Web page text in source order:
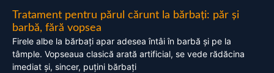
Tratament pentru părul cărunt la bărbați: păr și
barbă, fără vopsea
Firele albe la bărbați apar adesea întâi în barbă și pe la
tâmple. Vopseaua clasică arată artificial, se vede rădăcina
imediat și, sincer, puțini bărbați